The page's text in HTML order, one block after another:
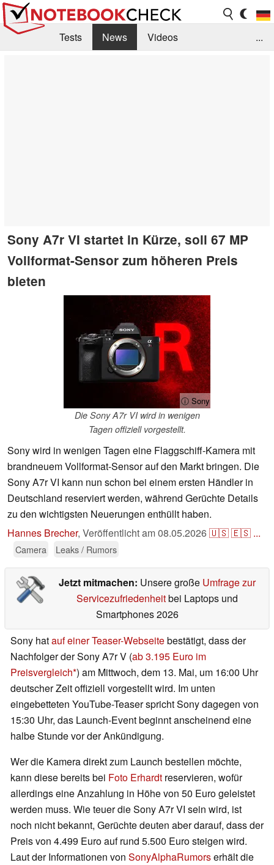
Tests News
Videos
...
Sony A7r VI startet in Kürze, soll 67 MP
Vollformat-Sensor zum höheren Preis
bieten
ⓘ Sony
Die Sony A7r VI wird in wenigen
Tagen offiziell vorgestellt.
Sony wird in wenigen Tagen eine Flaggschiff-Kamera mit
brandneuem Vollformat-Sensor auf den Markt bringen. Die
Sony A7r VI kann nun schon bei einem ersten Händler in
Deutschland reserviert werden, während Gerüchte Details
zu den wichtigsten Neuerungen enthüllt haben.
Hannes Brecher, Veröffentlicht am08.05.2026🇺🇸🇪🇸 ...
Camera Leaks / Rumors
Jetzt mitmachen: Unsere große Umfrage zur
Servicezufriedenheitbei Laptops und
Smartphones 2026
Sony hatauf einer Teaser-Webseitebestätigt, dass der
Nachfolger der Sony A7r V (ab 3.195 Euro im
Preisvergleich ) am Mittwoch, dem 13. Mai, um 16:00 Uhr
deutscher Zeit offiziell vorgestellt wird. Im unten
eingebetteten YouTube-Teaser spricht Sony dagegen von
15:30 Uhr, das Launch-Event beginnt anscheinend eine
halbe Stunde vor der Ankündigung.
Wer die Kamera direkt zum Launch bestellen möchte,
kann diese bereits bei Foto Erhardt reservieren, wofür
allerdings eine Anzahlung in Höhe von 50 Euro geleistet
werden muss. Wie teuer die Sony A7r VI sein wird, ist
noch nicht bekannt, Gerüchte deuten aber darauf, dass der
Preis von 4.499 Euro auf rund 5.500 Euro steigen wird.
Laut der Informationen von SonyAlphaRumorserhält die